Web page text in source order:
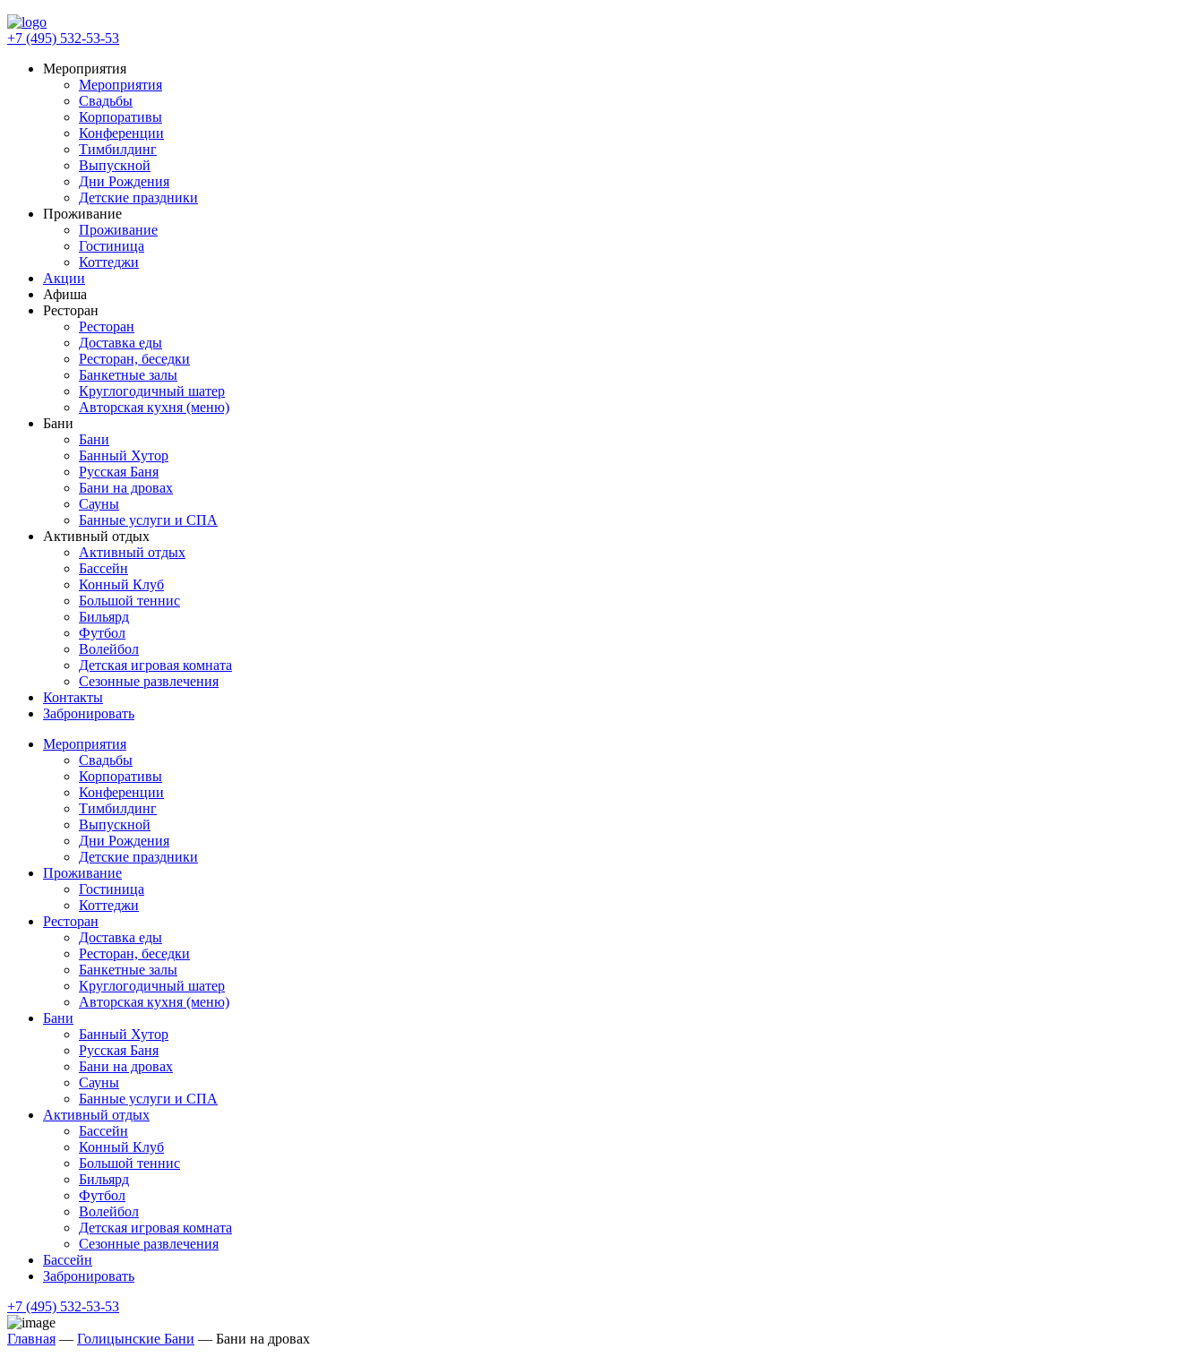
+7 (495) 532-53-53
Мероприятия
Мероприятия
Свадьбы
Корпоративы
Конференции
Тимбилдинг
Выпускной
Дни Рождения
Детские праздники
Проживание
Проживание
Гостиница
Коттеджи
Акции
Афиша
Ресторан
Ресторан
Доставка еды
Ресторан, беседки
Банкетные залы
Круглогодичный шатер
Авторская кухня (меню)
Бани
Бани
Банный Хутор
Русская Баня
Бани на дровах
Сауны
Банные услуги и СПА
Активный отдых
Активный отдых
Бассейн
Конный Клуб
Большой теннис
Бильярд
Футбол
Волейбол
Детская игровая комната
Сезонные развлечения
Контакты
Забронировать
Мероприятия
Свадьбы
Корпоративы
Конференции
Тимбилдинг
Выпускной
Дни Рождения
Детские праздники
Проживание
Гостиница
Коттеджи
Ресторан
Доставка еды
Ресторан, беседки
Банкетные залы
Круглогодичный шатер
Авторская кухня (меню)
Бани
Банный Хутор
Русская Баня
Бани на дровах
Сауны
Банные услуги и СПА
Активный отдых
Бассейн
Конный Клуб
Большой теннис
Бильярд
Футбол
Волейбол
Детская игровая комната
Сезонные развлечения
Бассейн
Забронировать
+7 (495) 532-53-53
Главная — Голицынские Бани — Бани на дровах